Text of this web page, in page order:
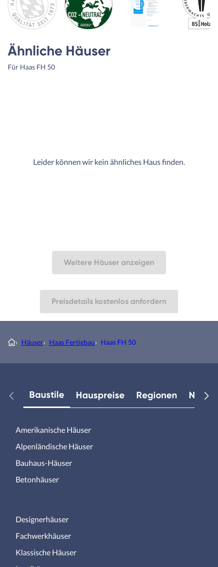
Ähnliche Häuser
Für Haas FH 50
Leider können wir kein ähnliches Haus finden.
Weitere Häuser anzeigen
Preisdetails kostenlos anfordern
› Häuser› Haas Fertigbau› Haas FH 50
Baustile Hauspreise Regionen
Amerikanische Häuser
Alpenländische Häuser
Bauhaus-Häuser
Betonhäuser
Designerhäuser
Fachwerkhäuser
Klassische Häuser